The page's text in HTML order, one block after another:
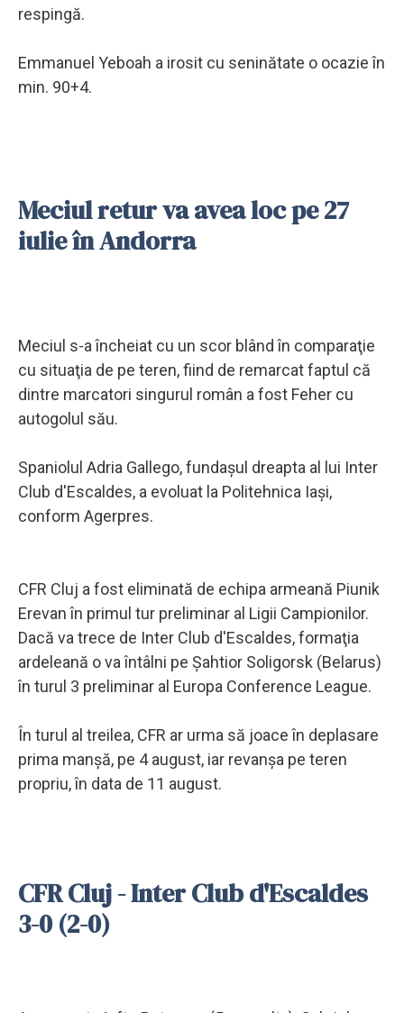
respingă.
Emmanuel Yeboah a irosit cu seninătate o ocazie în
min. 90+4.
Meciul retur va avea loc pe 27
iulie în Andorra
Meciul s-a încheiat cu un scor blând în comparaţie
cu situaţia de pe teren, fiind de remarcat faptul că
dintre marcatori singurul român a fost Feher cu
autogolul său.
Spaniolul Adria Gallego, fundaşul dreapta al lui Inter
Club d'Escaldes, a evoluat la Politehnica Iaşi,
conform Agerpres.
CFR Cluj a fost eliminată de echipa armeană Piunik
Erevan în primul tur preliminar al Ligii Campionilor.
Dacă va trece de Inter Club d'Escaldes, formaţia
ardeleană o va întâlni pe Şahtior Soligorsk (Belarus)
în turul 3 preliminar al Europa Conference League.
În turul al treilea, CFR ar urma să joace în deplasare
prima manşă, pe 4 august, iar revanşa pe teren
propriu, în data de 11 august.
CFR Cluj - Inter Club d'Escaldes
3-0 (2-0)